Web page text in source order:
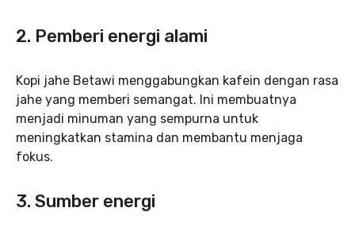
2. Pemberi energi alami
Kopi jahe Betawi menggabungkan kafein dengan rasa
jahe yang memberi semangat. Ini membuatnya
menjadi minuman yang sempurna untuk
meningkatkan stamina dan membantu menjaga
fokus.
3. Sumber energi